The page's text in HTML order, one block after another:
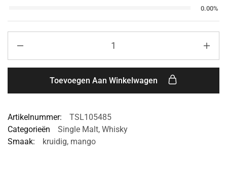
0.00%
Toevoegen Aan Winkelwagen
Artikelnummer:
TSL105485
Categorieën
Single Malt, Whisky
Smaak:
kruidig, mango